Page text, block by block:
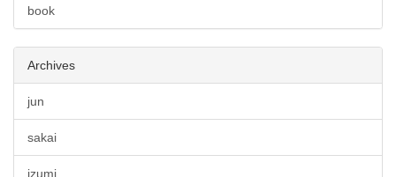
book
Archives
jun
sakai
izumi